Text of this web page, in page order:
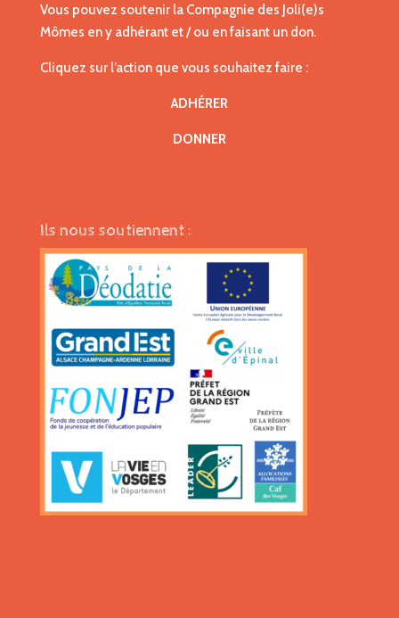
Vous pouvez soutenir la Compagnie des Joli(e)s
Mômes en y adhérant et / ou en faisant un don.
Cliquez sur l’action que vous souhaitez faire :
ADHÉRER
DONNER
Ils nous soutiennent :